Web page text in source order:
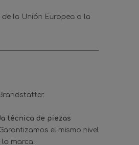
la Unión Europea o la
técnica de piezas
el mismo nivel
marca.